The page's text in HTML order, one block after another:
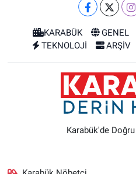
KARABÜK GENEL
TEKNOLOJİ
ARŞİV
Karabük'de